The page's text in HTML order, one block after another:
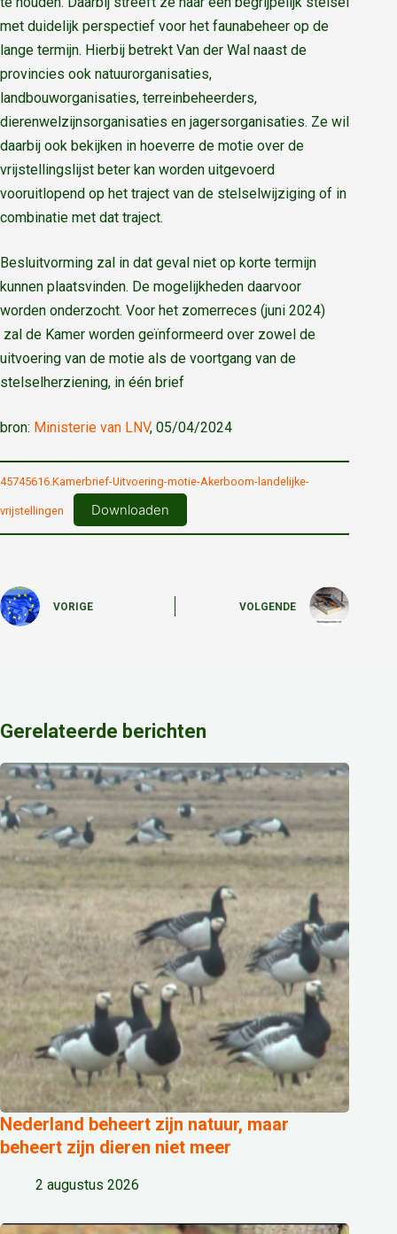
met duidelijk perspectief voor het faunabeheer op de
lange termijn. Hierbij betrekt Van der Wal naast de
provincies ook natuurorganisaties,
landbouworganisaties, terreinbeheerders,
dierenwelzijnsorganisaties en jagersorganisaties. Ze wil
daarbij ook bekijken in hoeverre de motie over de
vrijstellingslijst beter kan worden uitgevoerd
vooruitlopend op het traject van de stelselwijziging of in
combinatie met dat traject.
Besluitvorming zal in dat geval niet op korte termijn
kunnen plaatsvinden. De mogelijkheden daarvoor
worden onderzocht. Voor het zomerreces (juni 2024)
zal de Kamer worden geïnformeerd over zowel de
uitvoering van de motie als de voortgang van de
stelselherziening, in één brief
bron: Ministerie van LNV, 05/04/2024
45745616.Kamerbrief-Uitvoering-motie-Akerboom-landelijke-
vrijstellingen Downloaden
VORIGE VOLGENDE
Gerelateerde berichten
Nederland beheert zijn natuur, maar
beheert zijn dieren niet meer
2 augustus 2026